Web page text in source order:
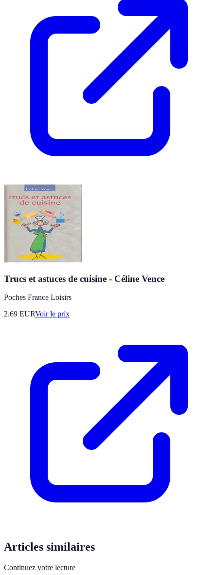
Trucs et astuces de cuisine - Céline Vence
Poches France Loisirs
2.69 EURVoir le prix
Articles similaires
Continuez votre lecture